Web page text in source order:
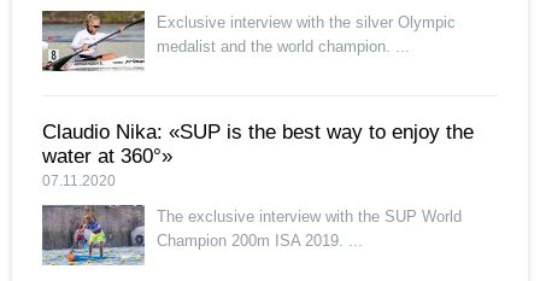
Exclusive interview with the silver Olympic
medalist and the world champion. ...
Claudio Nika: «SUP is the best way to enjoy the
water at 360°»
07.11.2020
The exclusive interview with the SUP World
Champion 200m ISA 2019. ...